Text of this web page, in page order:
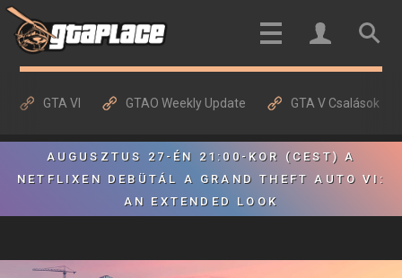
GTA VI GTAO Weekly Update GTA V Csalások
AUGUSZTUS 27-ÉN 21:00-KOR (CEST) A
NETFLIXEN DEBÜTÁL A GRAND THEFT AUTO VI:
AN EXTENDED LOOK